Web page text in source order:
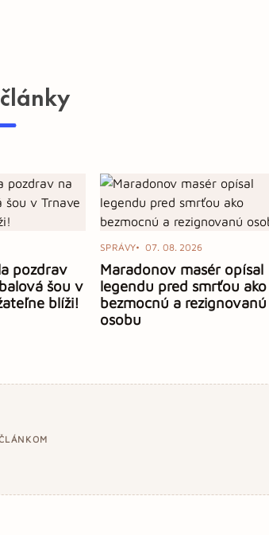
pozdrav
šou v
blíži!
SPRÁVY 07. 08. 2026
Maradonov masér opísal
legendu pred smrťou ako
bezmocnú a rezignovanú
osobu